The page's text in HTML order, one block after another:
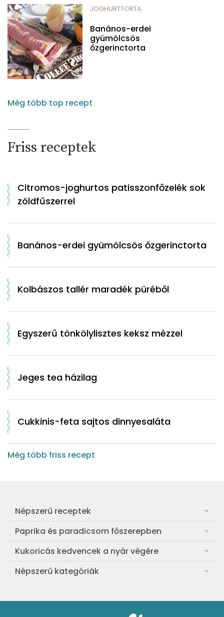
JOGHURTTORTA
Banános-erdei
gyümölcsös
őzgerinctorta
Még több top recept
Friss receptek
Citromos-joghurtos patisszonfőzelék sok
zöldfűszerrel
Banános-erdei gyümölcsös őzgerinctorta
Kolbászos tallér maradék püréből
Egyszerű tönkölylisztes keksz mézzel
Jeges tea házilag
Cukkinis-feta sajtos dinnyesaláta
Még több friss recept
Népszerű receptek
Frankfurti leves
Egyszerű muffin
Aranygaluska
Egyszerű krumplifőzelék
Paprika és paradicsom főszerepben
Pan con Tomate
Paradicsom és paprika eltevése télre
Paradicsomos húsgombóc
Kukoricás kedvencek a nyár végére
Legfinomabb főtt kukorica
Bang bang kukorica
Népszerű kategóriák